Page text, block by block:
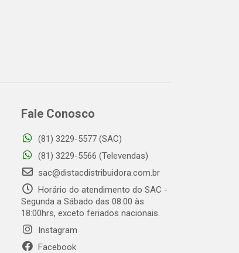
Fale Conosco
(81) 3229-5577 (SAC)
(81) 3229-5566 (Televendas)
sac@distacdistribuidora.com.br
Horário do atendimento do SAC -
Segunda a Sábado das 08:00 às
18:00hrs, exceto feriados nacionais.
Instagram
Facebook